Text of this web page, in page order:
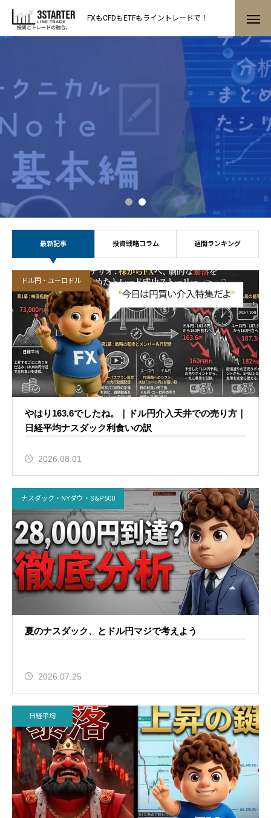
FXもCFDもETFもライントレードで！
最新記事 投資戦略コラム 週間ランキング
ドル円・ユーロドル
やはり163.6でしたね。｜ドル円介入天井での売り方｜
日経平均ナスダック利食いの訳
2026.08.01
ナスダック・NYダウ・S&P500
夏のナスダック、とドル円マジで考えよう
2026.07.25
日経平均